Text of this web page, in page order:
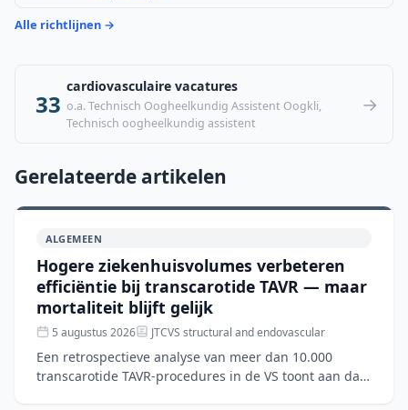
Alle richtlijnen →
33
cardiovasculaire vacatures
o.a. Technisch Oogheelkundig Assistent Oogkli,
Technisch oogheelkundig assistent
→
Gerelateerde artikelen
ALGEMEEN
Hogere ziekenhuisvolumes verbeteren
efficiëntie bij transcarotide TAVR — maar
mortaliteit blijft gelijk
5 augustus 2026 JTCVS structural and endovascular
Een retrospectieve analyse van meer dan 10.000
transcarotide TAVR-procedures in de VS toont aan dat